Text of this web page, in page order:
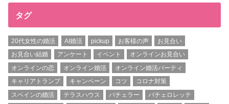
タグ
20代女性の婚活 AI婚活 pickup お客様の声
お見合い
お見合い結婚
アンケート イベント
オンラインお見合い
オンラインの恋
オンライン婚活
オンライン婚活パーティ
キャリアトランプ
キャンペーン コツ
コロナ対策
スペインの婚活
テラスハウス バチェラー
バチェロレッテ